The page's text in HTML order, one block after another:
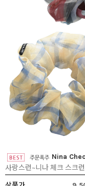
Nina
사랑스런~니나 체크 스크런